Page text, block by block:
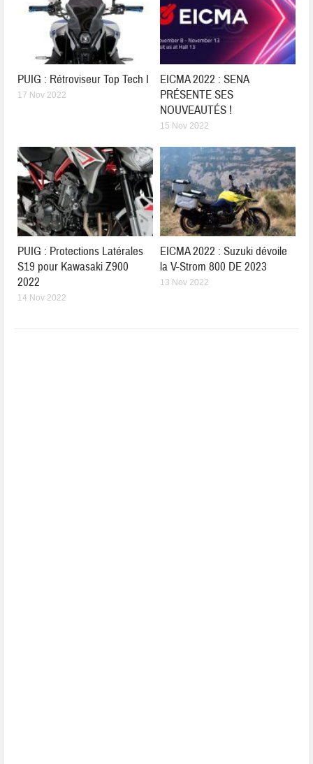
PUIG : Rétroviseur Top Tech I
17 Nov 2022
EICMA 2022 : SENA
PRÉSENTE SES
NOUVEAUTÉS !
15 Nov 2022
PUIG : Protections Latérales
S19 pour Kawasaki Z900
2022
14 Nov 2022
EICMA 2022 : Suzuki dévoile
la V-Strom 800 DE 2023
13 Nov 2022